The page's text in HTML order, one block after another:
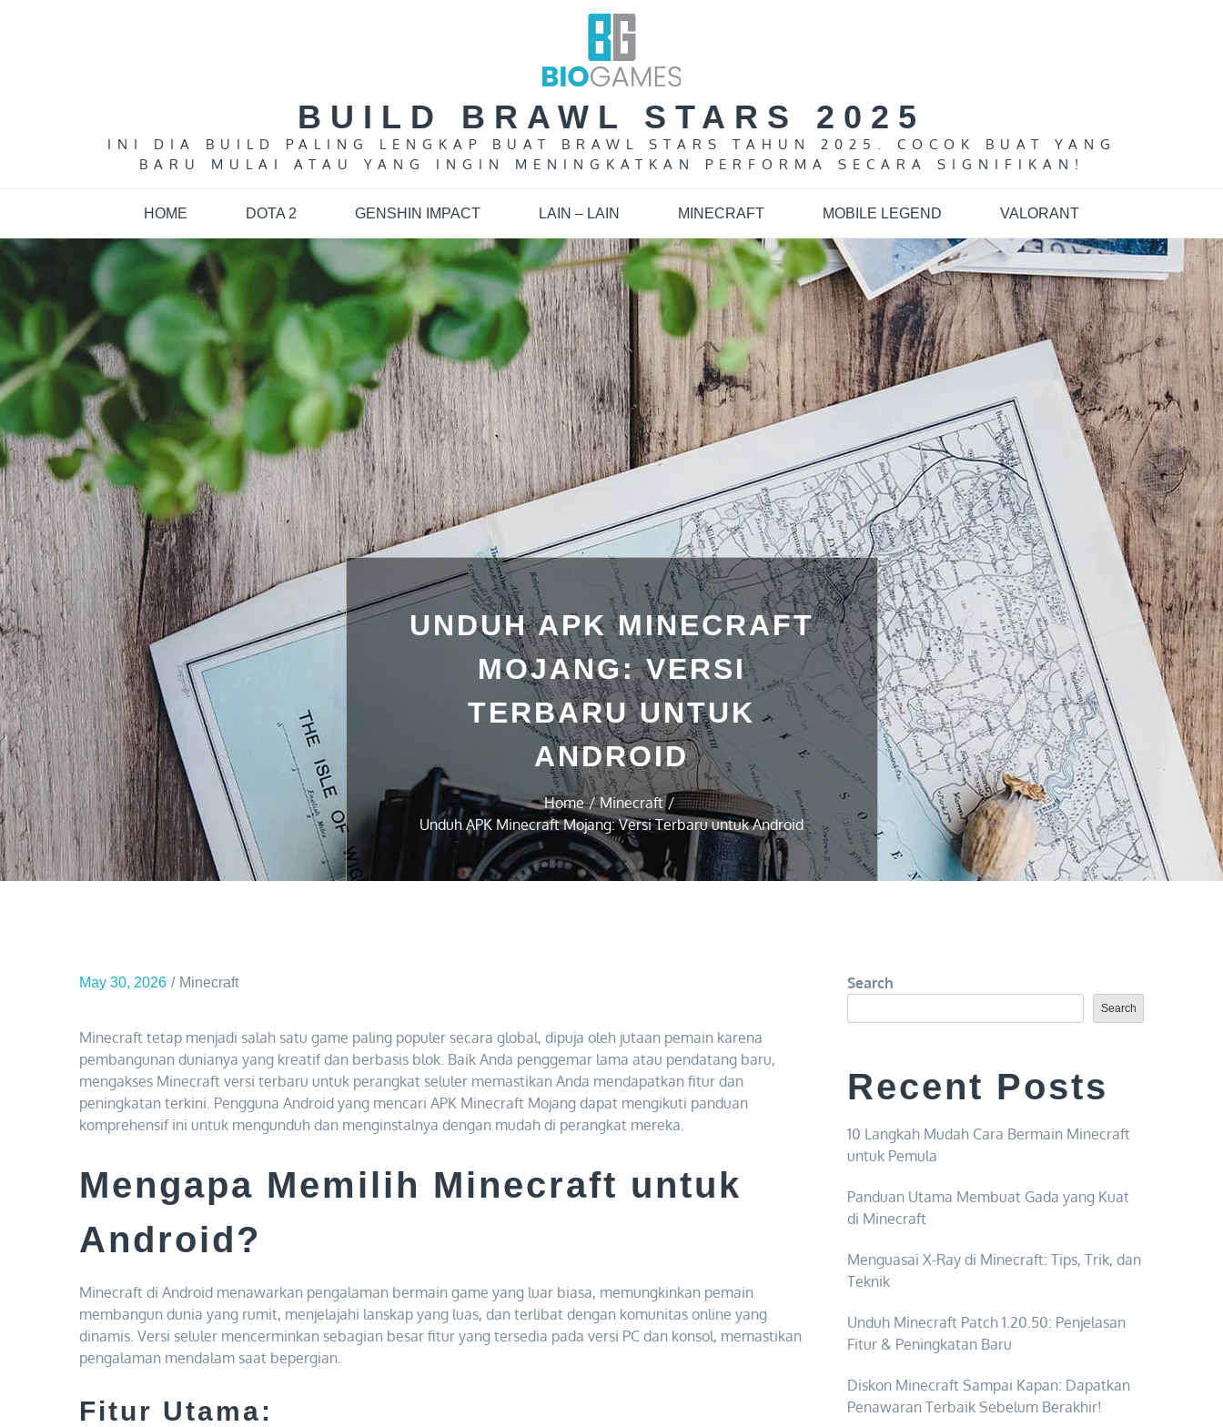
BUILD BRAWL STARS 2025
INI DIA BUILD PALING LENGKAP BUAT BRAWL STARS TAHUN 2025. COCOK BUAT YANG
BARU MULAI ATAU YANG INGIN MENINGKATKAN PERFORMA SECARA SIGNIFIKAN!
HOME DOTA 2 GENSHIN IMPACT LAIN – LAIN MINECRAFT MOBILE LEGEND VALORANT
UNDUH APK MINECRAFT
MOJANG: VERSI
TERBARU UNTUK
ANDROID
Home
Minecraft
Unduh APK Minecraft Mojang: Versi Terbaru untuk Android
May 30, 2026 Minecraft
Minecraft tetap menjadi salah satu game paling populer secara global, dipuja oleh jutaan pemain karena
pembangunan dunianya yang kreatif dan berbasis blok. Baik Anda penggemar lama atau pendatang baru,
mengakses Minecraft versi terbaru untuk perangkat seluler memastikan Anda mendapatkan fitur dan
peningkatan terkini. Pengguna Android yang mencari APK Minecraft Mojang dapat mengikuti panduan
komprehensif ini untuk mengunduh dan menginstalnya dengan mudah di perangkat mereka.
Mengapa Memilih Minecraft untuk
Android?
Minecraft di Android menawarkan pengalaman bermain game yang luar biasa, memungkinkan pemain
membangun dunia yang rumit, menjelajahi lanskap yang luas, dan terlibat dengan komunitas online yang
dinamis. Versi seluler mencerminkan sebagian besar fitur yang tersedia pada versi PC dan konsol, memastikan
pengalaman mendalam saat bepergian.
Fitur Utama:
Search
Search
Recent Posts
10 Langkah Mudah Cara Bermain Minecraft
untuk Pemula
Panduan Utama Membuat Gada yang Kuat
di Minecraft
Menguasai X-Ray di Minecraft: Tips, Trik, dan
Teknik
Unduh Minecraft Patch 1.20.50: Penjelasan
Fitur & Peningkatan Baru
Diskon Minecraft Sampai Kapan: Dapatkan
Penawaran Terbaik Sebelum Berakhir!